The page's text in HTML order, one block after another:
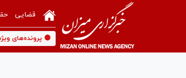
قضایی
🟡 پرونده‌های